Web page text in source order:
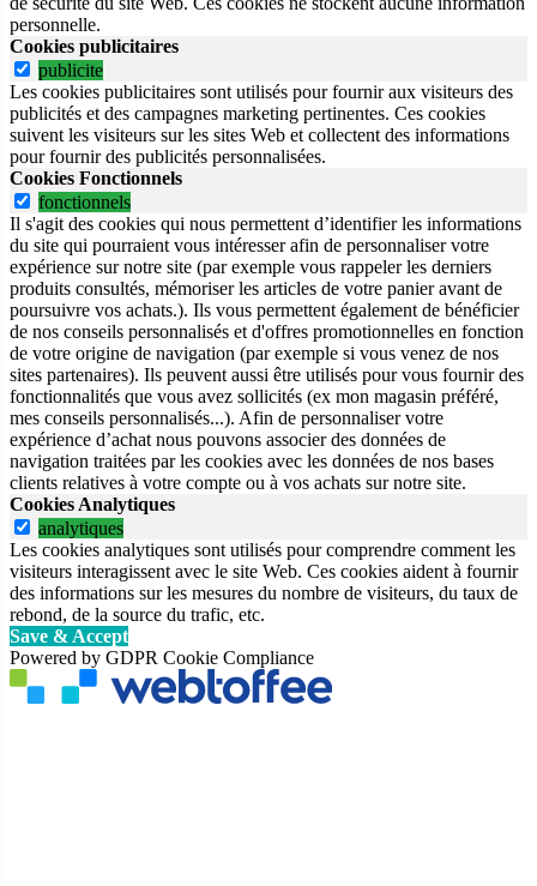
personnelle.
Cookies publicitaires
publicite
Les cookies publicitaires sont utilisés pour fournir aux visiteurs des
publicités et des campagnes marketing pertinentes. Ces cookies
suivent les visiteurs sur les sites Web et collectent des informations
pour fournir des publicités personnalisées.
Cookies Fonctionnels
fonctionnels
Il s'agit des cookies qui nous permettent d’identifier les informations
du site qui pourraient vous intéresser afin de personnaliser votre
expérience sur notre site (par exemple vous rappeler les derniers
produits consultés, mémoriser les articles de votre panier avant de
poursuivre vos achats.). Ils vous permettent également de bénéficier
de nos conseils personnalisés et d'offres promotionnelles en fonction
de votre origine de navigation (par exemple si vous venez de nos
sites partenaires). Ils peuvent aussi être utilisés pour vous fournir des
fonctionnalités que vous avez sollicités (ex mon magasin préféré,
mes conseils personnalisés...). Afin de personnaliser votre
expérience d’achat nous pouvons associer des données de
navigation traitées par les cookies avec les données de nos bases
clients relatives à votre compte ou à vos achats sur notre site.
Cookies Analytiques
analytiques
Les cookies analytiques sont utilisés pour comprendre comment les
visiteurs interagissent avec le site Web. Ces cookies aident à fournir
des informations sur les mesures du nombre de visiteurs, du taux de
rebond, de la source du trafic, etc.
Save & Accept
Powered by GDPR Cookie Compliance